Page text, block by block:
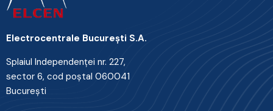
Electrocentrale Bucureşti S.A.
Splaiul Independenţei nr. 227,
sector 6, cod poştal 060041
Bucureşti